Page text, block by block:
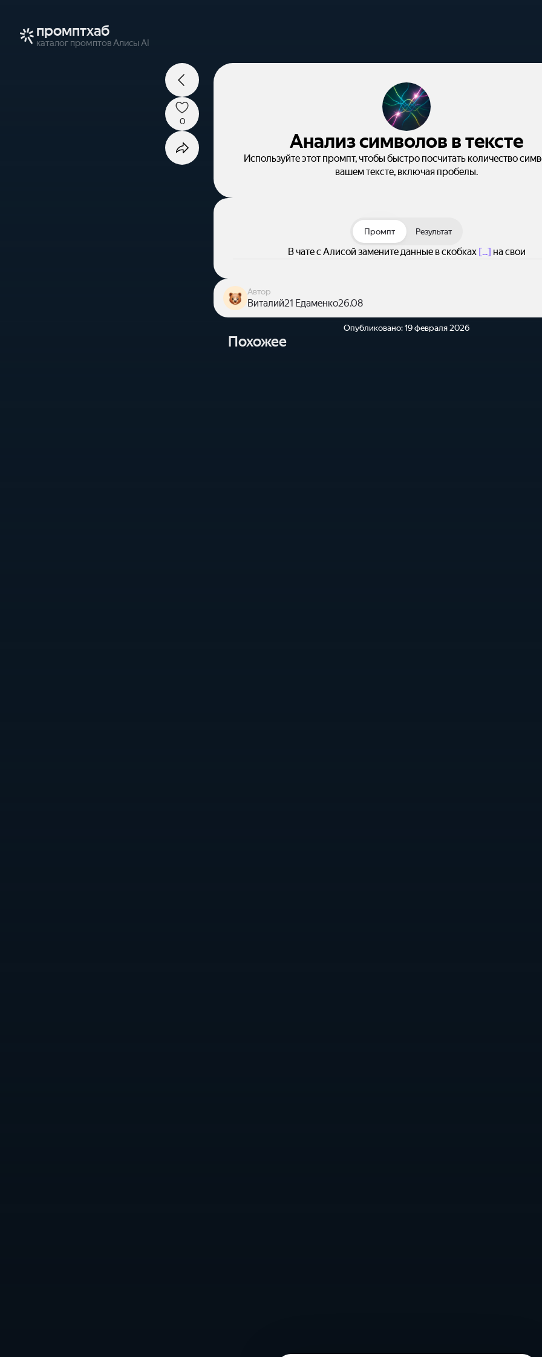
промптхаб
каталог промптов Алисы AI
Анализ символов в тексте
Используйте этот промпт, чтобы быстро посчитать количество
вашем тексте, включая пробелы.
0
Промпт Результат
В чате с Алисой замените данные в скобках [...] на свои
Автор
Виталий21 Едаменко26.08
Опубликовано:19 февраля 2026
Похожее